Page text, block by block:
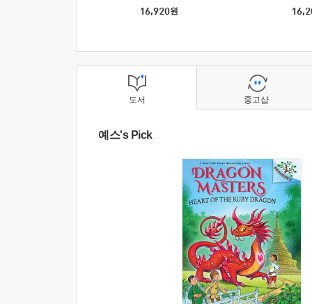
16,920원
도서
예스's Pick
중고샵